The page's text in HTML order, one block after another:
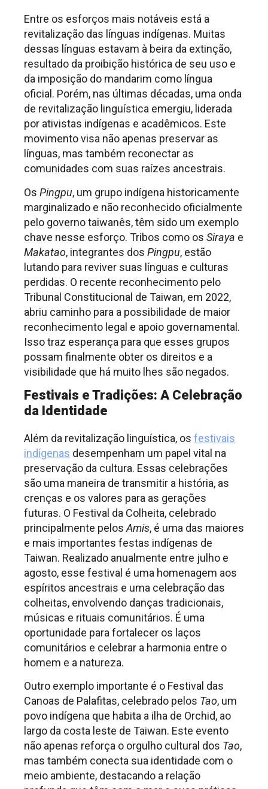
Entre os esforços mais notáveis está a
revitalização das línguas indígenas. Muitas
dessas línguas estavam à beira da extinção,
resultado da proibição histórica de seu uso e
da imposição do mandarim como língua
oficial. Porém, nas últimas décadas, uma onda
de revitalização linguística emergiu, liderada
por ativistas indígenas e acadêmicos. Este
movimento visa não apenas preservar as
línguas, mas também reconectar as
comunidades com suas raízes ancestrais.
Os Pingpu, um grupo indígena historicamente
marginalizado e não reconhecido oficialmente
pelo governo taiwanês, têm sido um exemplo
chave nesse esforço. Tribos como os Siraya e
Makatao, integrantes dos Pingpu, estão
lutando para reviver suas línguas e culturas
perdidas. O recente reconhecimento pelo
Tribunal Constitucional de Taiwan, em 2022,
abriu caminho para a possibilidade de maior
reconhecimento legal e apoio governamental.
Isso traz esperança para que esses grupos
possam finalmente obter os direitos e a
visibilidade que há muito lhes são negados.
Festivais e Tradições: A Celebração
da Identidade
Além da revitalização linguística, os festivais
indígenas desempenham um papel vital na
preservação da cultura. Essas celebrações
são uma maneira de transmitir a história, as
crenças e os valores para as gerações
futuras. O Festival da Colheita, celebrado
principalmente pelos Amis, é uma das maiores
e mais importantes festas indígenas de
Taiwan. Realizado anualmente entre julho e
agosto, esse festival é uma homenagem aos
espíritos ancestrais e uma celebração das
colheitas, envolvendo danças tradicionais,
músicas e rituais comunitários. É uma
oportunidade para fortalecer os laços
comunitários e celebrar a harmonia entre o
homem e a natureza.
Outro exemplo importante é o Festival das
Canoas de Palafitas, celebrado pelos Tao, um
povo indígena que habita a ilha de Orchid, ao
largo da costa leste de Taiwan. Este evento
não apenas reforça o orgulho cultural dos Tao,
mas também conecta sua identidade com o
meio ambiente, destacando a relação